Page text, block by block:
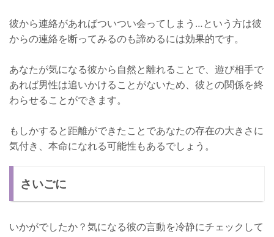
彼から連絡があればついつい会ってしまう…という方は彼
からの連絡を断ってみるのも諦めるには効果的です。
あなたが気になる彼から自然と離れることで、遊び相手で
あれば男性は追いかけることがないため、彼との関係を終
わらせることができます。
もしかすると距離ができたことであなたの存在の大きさに
気付き、本命になれる可能性もあるでしょう。
さいごに
いかがでしたか？気になる彼の言動を冷静にチェックして